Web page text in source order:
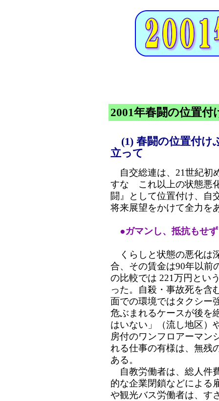
2001年春闘の位置付
(1) 春闘の位置付け
立って
自交総連は、21世紀初
すな これ以上の状態悪
闘』として位置付け、自
将来展望をかけて全力を
●ガマンし、抵抗もせ
くらしと状態の悪化は
合、その賃金は90年以前
の比較では 221万円とい
った。自殺・事故死を含
面での環境ではタクシー
危ぶまれるケースが後を
はいない」（流し地区
房付のワンフロアーマン
れる仕事の有様は、無残
ある。
自教労働者は、総人件
的な企業閉鎖などによる
や観光バス労働者は、す